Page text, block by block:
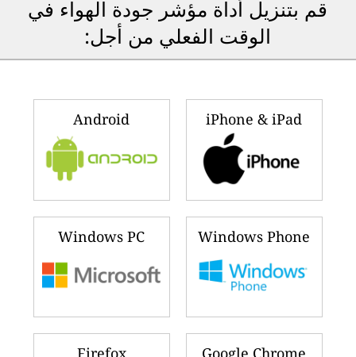
قم بتنزيل أداة مؤشر جودة الهواء في
الوقت الفعلي من أجل:
iPhone & iPad
Android
Windows Phone
Windows PC
Google Chrome
Firefox